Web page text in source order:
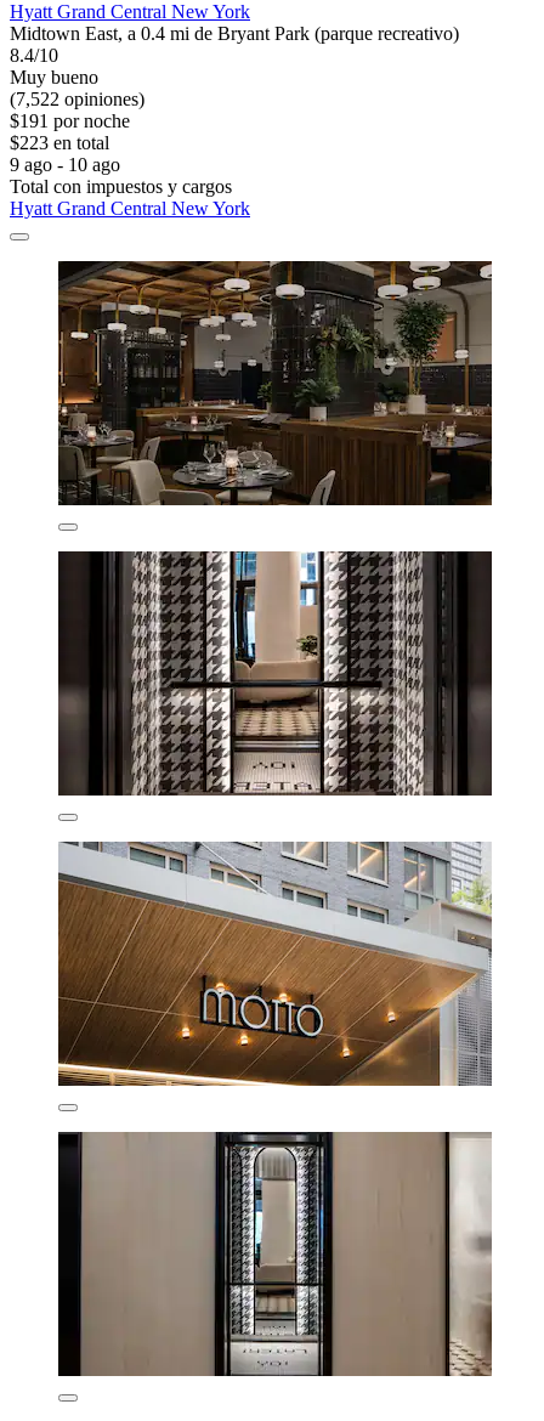
Hyatt Grand Central New York
Midtown East, a 0.4 mi de Bryant Park (parque recreativo)
8.4/10
Muy bueno
(7,522 opiniones)
$191 por noche
$223 en total
9 ago - 10 ago
Total con impuestos y cargos
Hyatt Grand Central New York